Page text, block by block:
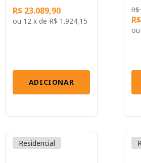
R$ 23.089,90
ou 12 x de R$ 1.924,15
ADICIONAR
R$
ou
Residencial